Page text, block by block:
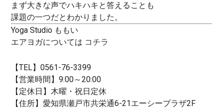
まず大きな声でハキハキと答えることも
課題の一つだとわかりました。
Yoga Studio ももい
エアヨガについては コチラ
【TEL】0561-76-3399
【営業時間】9:00～20:00
【定休日】木曜・祝日定休
【住所】愛知県瀬戸市共栄通6-21エーシープラザ2F